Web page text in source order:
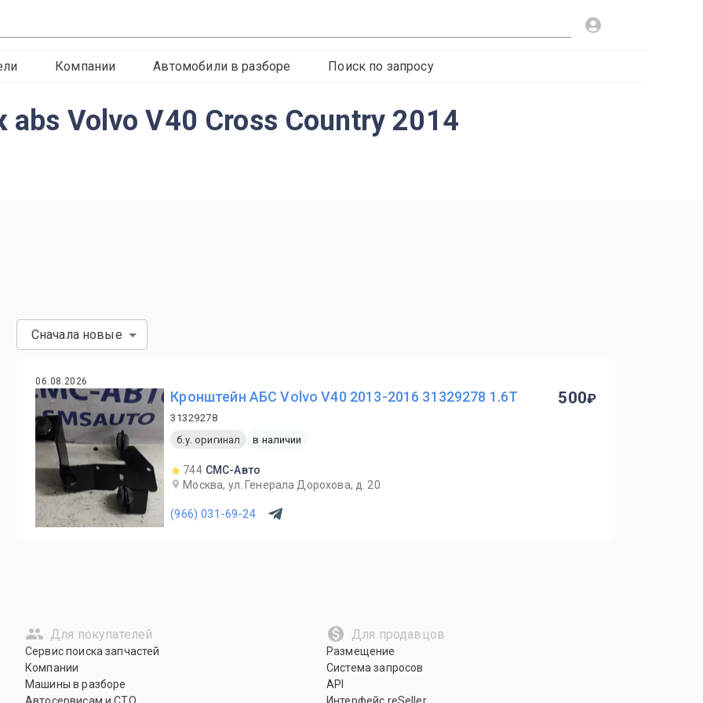
Компании Автомобили в разборе Поиск по запросу
Volvo V40 Cross Country 2014
Сначала новые
06.08.2026
Кронштейн АБС Volvo V40 2013-2016 31329278 1.6T
31329278
б.у. оригинал
в наличии
744 СМС-Авто
Москва, ул. Генерала Дорохова, д. 20
(966) 031-69-24
500
Для покупателей
Сервис поиска запчастей
Компании
Машины в разборе
Для продавцов
Размещение
Система запросов
API